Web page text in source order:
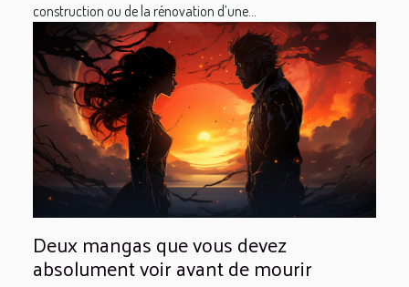
construction ou de la rénovation d’une...
Deux mangas que vous devez
absolument voir avant de mourir